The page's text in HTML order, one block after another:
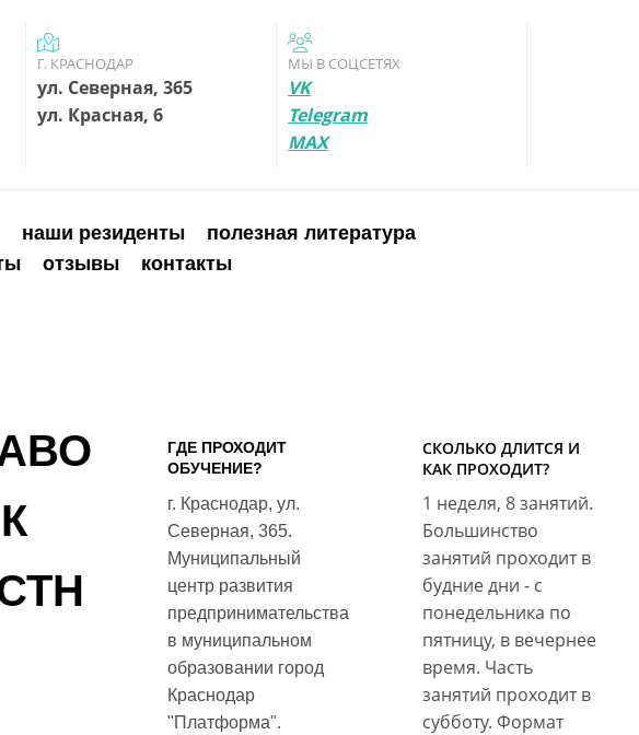
Г. КРАСНОДАР
ул. Северная, 365
ул. Красная, 6
МЫ В СОЦСЕТЯХ
VK
Telegram
MAX
наши резиденты
полезная литература
отзывы контакты
ГДЕ ПРОХОДИТ
ОБУЧЕНИЕ?
г. Краснодар, ул.
Северная, 365.
Муниципальный
центр развития
предпринимательства
в муниципальном
образовании город
Краснодар
"Платформа".
СКОЛЬКО ДЛИТСЯ И
КАК ПРОХОДИТ?
1 неделя, 8 занятий.
Большинство
занятий проходит в
будние дни - с
понедельника по
пятницу, в вечернее
время. Часть
занятий проходит в
субботу. Формат